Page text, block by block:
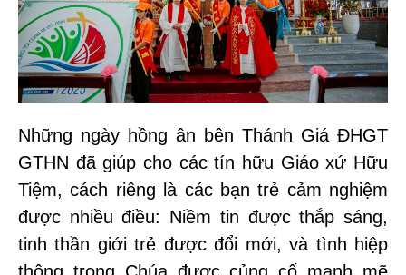
Những ngày hồng ân bên Thánh Giá ĐHGT
GTHN đã giúp cho các tín hữu Giáo xứ Hữu
Tiệm, cách riêng là các bạn trẻ cảm nghiệm
được nhiều điều: Niềm tin được thắp sáng,
tinh thần giới trẻ được đổi mới, và tình hiệp
thông trong Chúa được củng cố mạnh mẽ